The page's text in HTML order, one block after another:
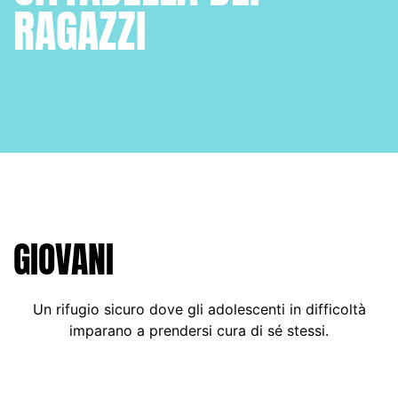
RAGAZZI
GIOVANI
Un rifugio sicuro dove gli adolescenti in difficoltà
imparano a prendersi cura di sé stessi.